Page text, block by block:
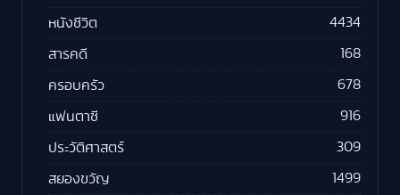
หนังชีวิต 4434
สารคดี 168
ครอบครัว 678
แฟนตาซี 916
ประวัติศาสตร์ 309
สยองขวัญ 1499